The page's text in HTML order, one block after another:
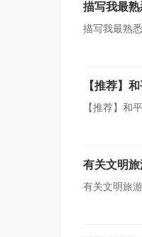
描写我最
描写我最熟
【推荐】
【推荐】和
有关文明旅
有关文明旅